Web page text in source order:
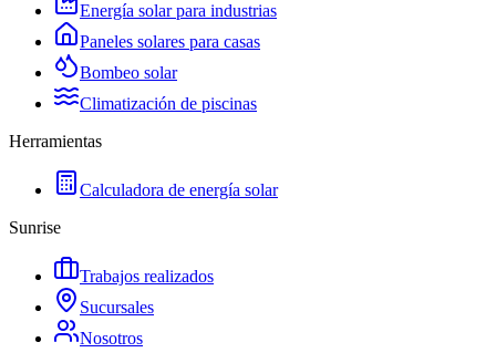
Energía solar para industrias
Paneles solares para casas
Bombeo solar
Climatización de piscinas
Herramientas
Calculadora de energía solar
Sunrise
Trabajos realizados
Sucursales
Nosotros